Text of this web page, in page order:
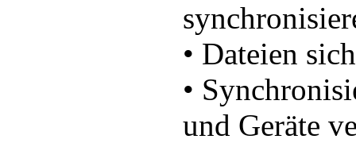
• Dateien
•
und Geräte